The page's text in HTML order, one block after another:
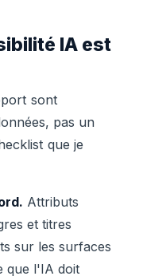
IA est
sont
pas un
que je
Attributs
et titres
sur les surfaces
que l'IA doit